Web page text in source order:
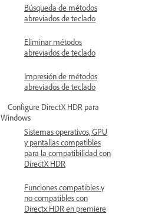
Búsqueda de métodos
abreviados de teclado
Eliminar métodos
abreviados de teclado
Impresión de métodos
abreviados de teclado
Configure DirectX HDR para
Windows
Sistemas operativos, GPU
y pantallas compatibles
para la compatibilidad con
DirectX HDR
Funciones compatibles y
no compatibles con
Directx HDR en premiere